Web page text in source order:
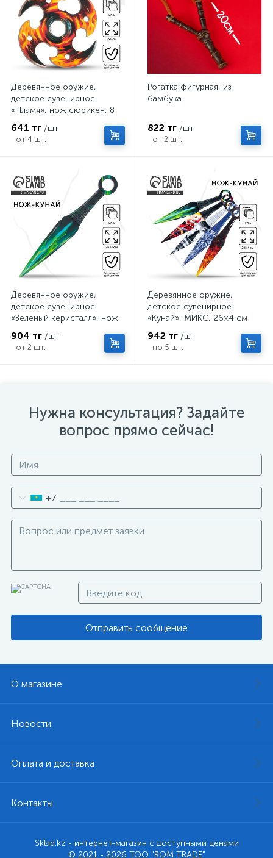
Деревянное оружие,
детское сувенирное
«Пламя», нож сюрикен, 8
641 тг /шт
от 4 шт.
Рогатка фигурная, из
бамбука
822 тг /шт
от 2 шт.
Деревянное оружие,
детское сувенирное
«Зеленый керисталл», нож
904 тг /шт
от 2 шт.
Деревянное оружие,
детское сувенирное
«Кунай», МИКС, 26×4 см
942 тг /шт
по 5 шт.
Нужна консультация? Задайте
вопрос прямо сейчас!
+7
Отправить сообщение
О магазине
Новости
Оплата и доставка
Контакты
Sklad.kz - интернет-магазин с доступными ценами
© 2021 - 2026 ТОО "ROM TRADE"